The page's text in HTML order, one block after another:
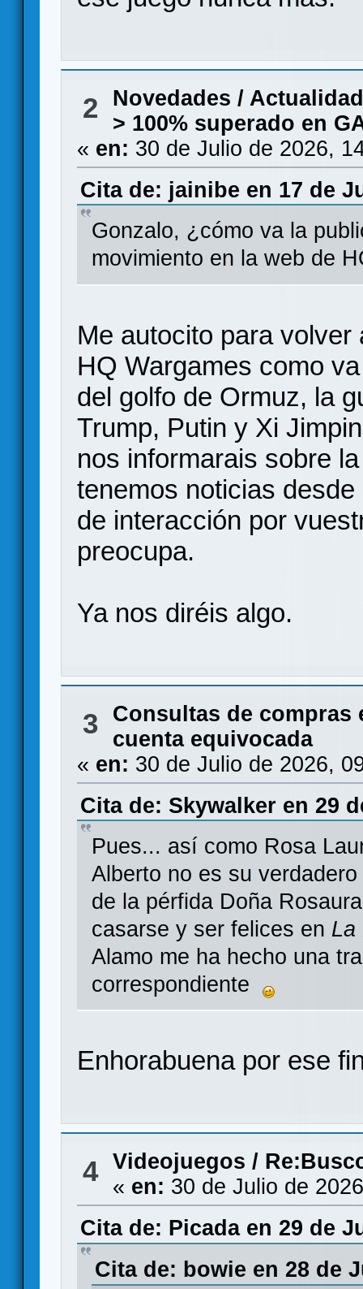
2
Novedades / Actualidad
> 100% superado en
« en: 30 de Julio de 2026,
Cita de: jainibe en 17 de
Gonzalo, ¿cómo va la
movimiento en la web de
Me autocito para
HQ Wargames como
del golfo de Ormuz, la
Trump, Putin y Xi
nos informarais sobre
tenemos noticias
de interacción por
preocupa.
Ya nos diréis algo.
3
Consultas de compras
cuenta equivocada
« en: 30 de Julio de 2026,
Cita de: Skywalker en 29
Pues... así como Rosa
Alberto no es su
de la pérfida Doña
casarse y ser felices en La
Alamo me ha hecho una
correspondiente
Enhorabuena por ese
4 Videojuegos /
« en: 30 de Julio de
Cita de: Picada en 29 de
Cita de: bowie en 28 de